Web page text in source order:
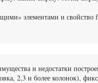
элементами и свойство
и недостатки
2,3 и более колонок),